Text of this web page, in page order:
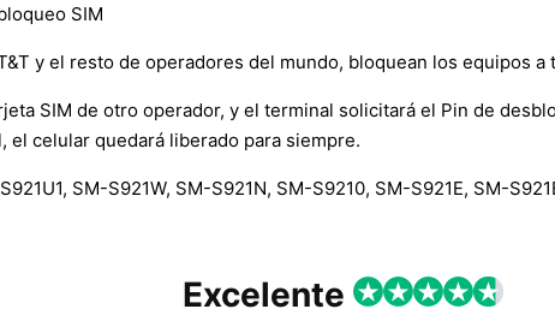
SIM
y el resto de operadores del mundo, bloquean los equipos
SIM de otro operador, y el terminal solicitará el Pin de
celular quedará liberado para siempre.
SM-S921W, SM-S921N, SM-S9210, SM-S921E, SM-
Excelente